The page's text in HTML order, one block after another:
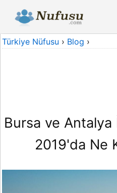
Türkiye Nüfusu › Blog ›
Bursa ve Antalya
2019'da Ne